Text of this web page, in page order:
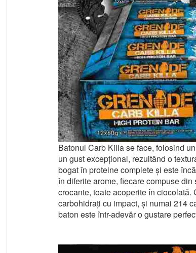
Batonul Carb Killa se face, folosind
un gust excepțional, rezultând o
bogat în proteine complete și este
în diferite arome, fiecare compuse
crocante, toate acoperite în
carbohidrați cu impact, și numai 214
baton este într-adevăr o gustare